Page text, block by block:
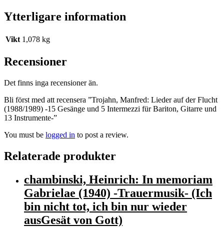
Ytterligare information
Vikt 1,078 kg
Recensioner
Det finns inga recensioner än.
Bli först med att recensera ”Trojahn, Manfred: Lieder auf der Flucht
(1988/1989) -15 Gesänge und 5 Intermezzi für Bariton, Gitarre und
13 Instrumente-”
You must be logged in to post a review.
Relaterade produkter
chambinski, Heinrich: In memoriam
Gabrielae (1940) -Trauermusik- (Ich
bin nicht tot, ich bin nur wieder
ausGesät von Gott)